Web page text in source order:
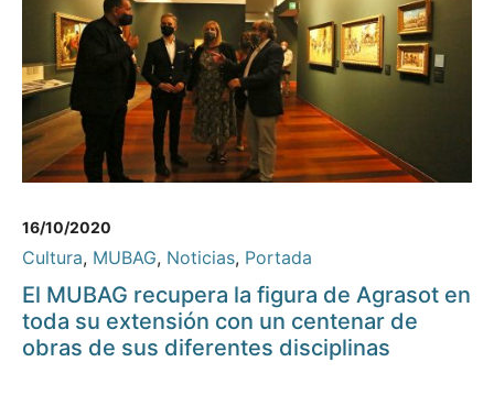
16/10/2020
Cultura, MUBAG, Noticias, Portada
El MUBAG recupera la figura de Agrasot en
toda su extensión con un centenar de
obras de sus diferentes disciplinas